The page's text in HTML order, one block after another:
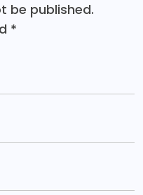
be published.
*